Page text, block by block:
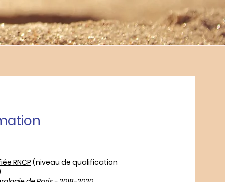
RNCP (niveau de qualification